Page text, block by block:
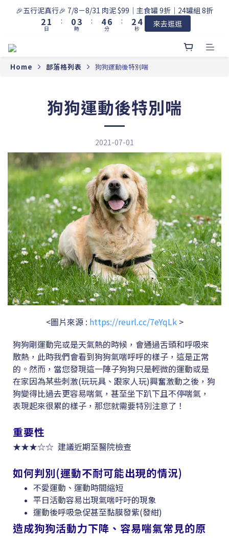
🎉五行泥真行🎉 7/8－8/31 肉泥 $99｜主食罐 9折｜24罐組 8折
3
2
1
2
1
0
日
:
1
0
4
3
2
時
:
5
4
3
0
7
6
5
2
分
:
3
2
1
4
3
秒 來去逛逛
Home 部落格列表 狗狗運動後特別喘
狗狗運動後特別喘
2021-07-01
<圖片來源 : https://reurl.cc/7eYqLk>
狗狗剛運動完或是天氣熱的時候，會通過舌頭和呼吸來
散熱，此時我們會看到狗狗氣喘呼呼的樣子，這是正常
的。然而，當您發現這一陣子狗狗只是輕微的運動或是
在家因為某些刺激(玩玩具、跟家人玩)興奮激動之後，狗
狗變得比過去更容易喘氣，甚至坐下趴下且不停喘氣，
表現起來很累的樣子，那您就需要特別注意了！
重要性
★★★☆☆ 建議近期至醫院檢查
如何判別(運動不耐可能出現的情況)
不愛運動、運動時間縮短
平日活動容易出現氣喘吁吁的現象
運動後呼吸急促甚至黏膜發紫(發紺)
造成狗狗活動力下降、容易喘氣常見的原